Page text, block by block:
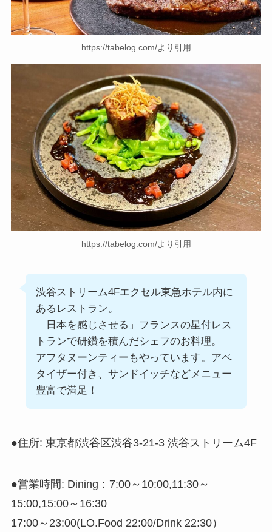
https://tabelog.com/より引用
https://tabelog.com/より引用
渋谷ストリーム4Fエクセル東急ホテル内に
あるレストラン。
「日本を感じさせる」フランスの星付レス
トランで研鑽を積んだシェフのお料理。
アフタヌーンティーもやっています。アペ
タイザー付き、サンドイッチなどメニュー
豊富で満足！
●住所: 東京都渋谷区渋谷3-21-3 渋谷ストリーム4F
●営業時間: Dining：7:00～10:00,11:30～
15:00,15:00～16:30
17:00～23:00(LO.Food 22:00/Drink 22:30）